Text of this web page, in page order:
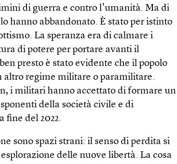
di guerra e contro l’umanità. Ma di
hanno abbandonato. È stato per istinto
La speranza era di calmare i
di potere per portare avanti il
presto è stato evidente che il popolo
altro regime militare o paramilitare.
i militari hanno accettato di formare un
della società civile e di
fine del 2022.
sono spazi strani: il senso di perdita si
delle nuove libertà. La cosa